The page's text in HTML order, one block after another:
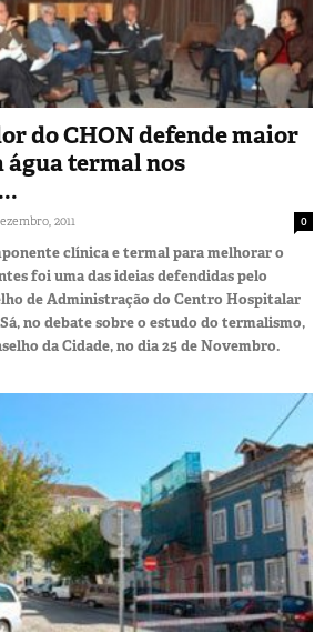
do CHON defende maior
termal nos
2011 0
clínica e termal para melhorar o
foi uma das ideias defendidas pelo
de Administração do Centro Hospitalar
no debate sobre o estudo do termalismo,
da Cidade, no dia 25 de Novembro.